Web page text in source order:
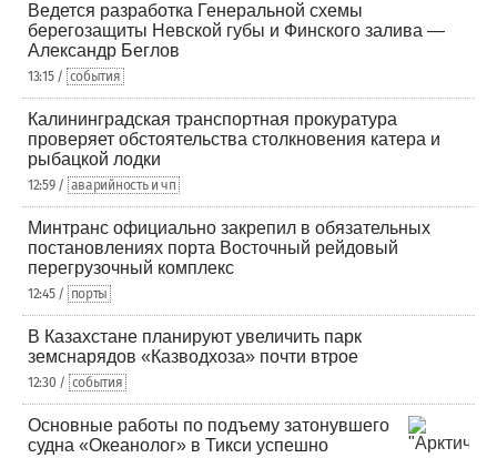
Ведется разработка Генеральной схемы
берегозащиты Невской губы и Финского залива —
Александр Беглов
13:15 / события
Калининградская транспортная прокуратура
проверяет обстоятельства столкновения катера и
рыбацкой лодки
12:59 / аварийность и чп
Минтранс официально закрепил в обязательных
постановлениях порта Восточный рейдовый
перегрузочный комплекс
12:45 / порты
В Казахстане планируют увеличить парк
земснарядов «Казводхоза» почти втрое
12:30 / события
Основные работы по подъему затонувшего
судна «Океанолог» в Тикси успешно